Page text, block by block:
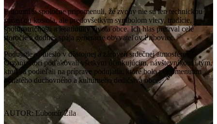
Prítomní si spoločne pripomenuli, že zvony nie sú len technickou
súčasťou kostola, ale predovšetkým symbolom viery, tradície,
spolupatričnosti a kontinuity života obce. Ich hlas pretrval celé
storočie a dodnes spája generácie obyvateľov Príboviec.
Podujatie sa nieslo v dôstojnej a zároveň srdečnej atmosfére.
Organizátori poďakovali všetkým účinkujúcim, návštevníkom i tým,
ktorí sa podieľali na príprave podujatia, ktoré bolo pripomenutím
bohatého duchovného a kultúrneho dedičstva obce.
AUTOR: Ľubomír Žila